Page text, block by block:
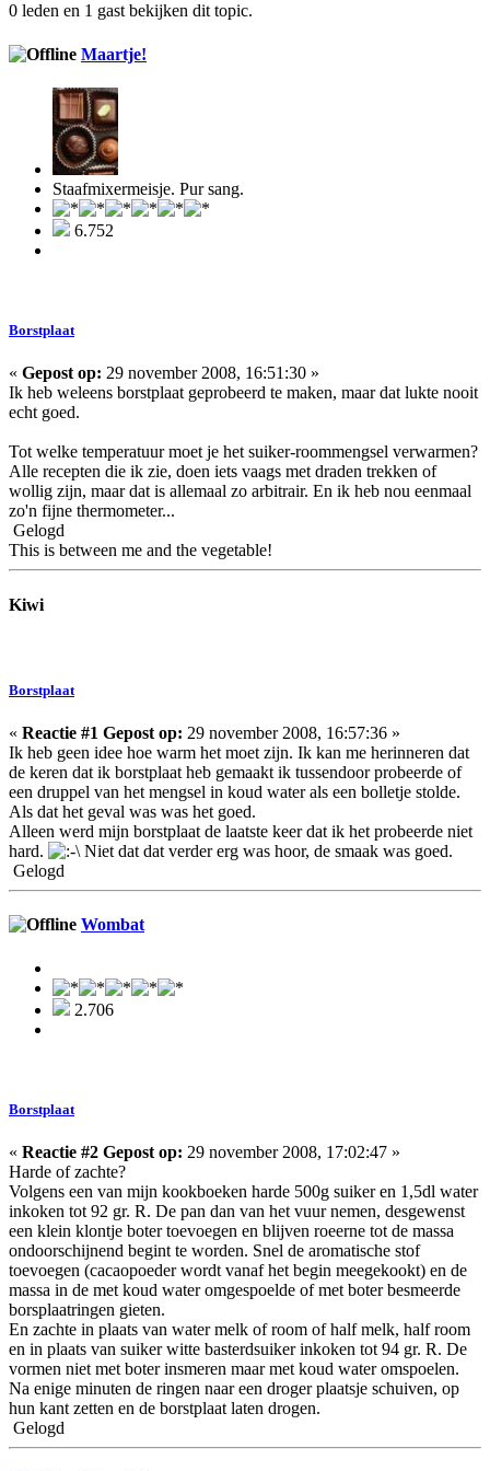
0 leden en 1 gast bekijken dit topic.
Maartje!
Staafmixermeisje. Pur sang.
6.752
Borstplaat
« Gepost op: 29 november 2008, 16:51:30 »
Ik heb weleens borstplaat geprobeerd te maken, maar dat lukte nooit
echt goed.
Tot welke temperatuur moet je het suiker-roommengsel verwarmen?
Alle recepten die ik zie, doen iets vaags met draden trekken of
wollig zijn, maar dat is allemaal zo arbitrair. En ik heb nou eenmaal
zo'n fijne thermometer...
Gelogd
This is between me and the vegetable!
Kiwi
Borstplaat
« Reactie #1 Gepost op: 29 november 2008, 16:57:36 »
Ik heb geen idee hoe warm het moet zijn. Ik kan me herinneren dat
de keren dat ik borstplaat heb gemaakt ik tussendoor probeerde of
een druppel van het mengsel in koud water als een bolletje stolde.
Als dat het geval was was het goed.
Alleen werd mijn borstplaat de laatste keer dat ik het probeerde niet
hard.
Niet dat dat verder erg was hoor, de smaak was goed.
Gelogd
Wombat
2.706
Borstplaat
« Reactie #2 Gepost op: 29 november 2008, 17:02:47 »
Harde of zachte?
Volgens een van mijn kookboeken harde 500g suiker en 1,5dl water
inkoken tot 92 gr. R. De pan dan van het vuur nemen, desgewenst
een klein klontje boter toevoegen en blijven roeerne tot de massa
ondoorschijnend begint te worden. Snel de aromatische stof
toevoegen (cacaopoeder wordt vanaf het begin meegekookt) en de
massa in de met koud water omgespoelde of met boter besmeerde
borsplaatringen gieten.
En zachte in plaats van water melk of room of half melk, half room
en in plaats van suiker witte basterdsuiker inkoken tot 94 gr. R. De
vormen niet met boter insmeren maar met koud water omspoelen.
Na enige minuten de ringen naar een droger plaatsje schuiven, op
hun kant zetten en de borstplaat laten drogen.
Gelogd